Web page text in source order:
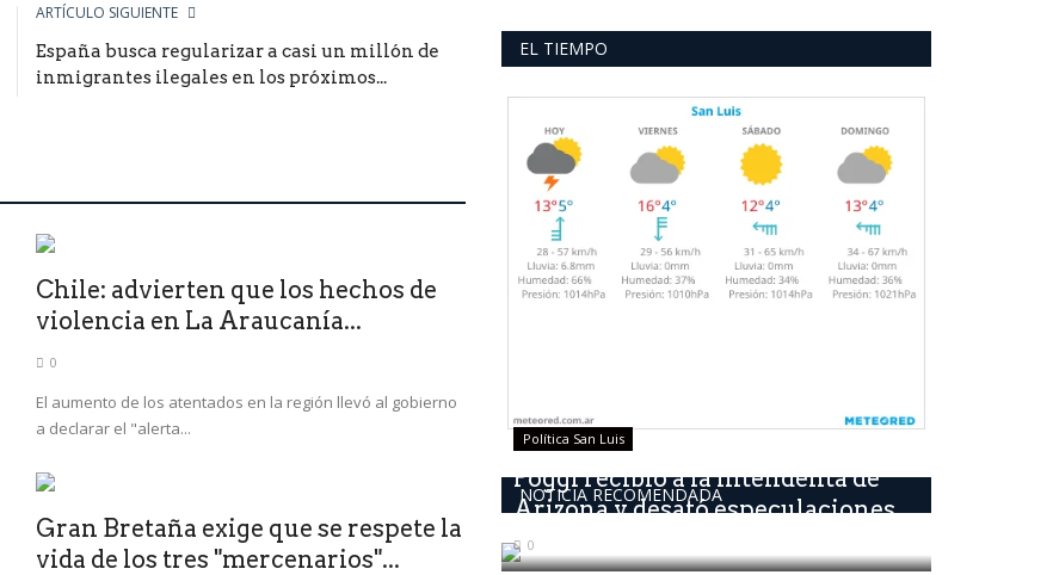
ARTÍCULO SIGUIENTE
España busca regularizar a casi un millón de
inmigrantes ilegales en los próximos...
Chile: advierten que los hechos de
violencia en La Araucanía...
0
El aumento de los atentados en la región llevó al gobierno
a declarar el "alerta...
Gran Bretaña exige que se respete la
vida de los tres "mercenarios"...
EL TIEMPO
NOTICIA RECOMENDADA
Política San Luis
Poggi recibió a la Intendenta de
Arizona y desató especulaciones...
0